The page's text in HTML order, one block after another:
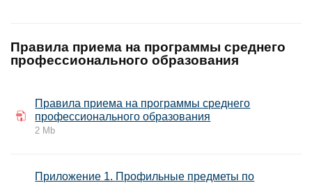
Правила приема на программы среднего
профессионального образования
Правила приема на программы среднего
профессионального образования
2 Mb
Приложение 1. Профильные предметы по